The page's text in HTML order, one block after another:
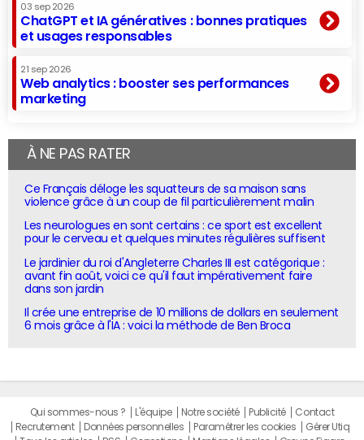
03 sep 2026
ChatGPT et IA génératives : bonnes pratiques
et usages responsables
21 sep 2026
Web analytics : booster ses performances
marketing
À NE PAS RATER
Ce Français déloge les squatteurs de sa maison sans
violence grâce à un coup de fil particulièrement malin
Les neurologues en sont certains : ce sport est excellent
pour le cerveau et quelques minutes régulières suffisent
Le jardinier du roi d'Angleterre Charles III est catégorique :
avant fin août, voici ce qu'il faut impérativement faire
dans son jardin
Il crée une entreprise de 10 millions de dollars en seulement
6 mois grâce à l'IA : voici la méthode de Ben Broca
Qui sommes-nous ? L'équipe Notre société Publicité
Contact
Recrutement
Données personnelles Paramétrer les cookies
Gérer Utiq